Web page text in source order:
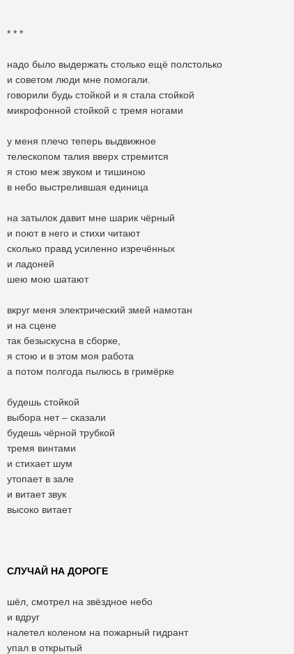
* * *
надо было выдержать столько ещё полстолько
и советом люди мне помогали.
говорили будь стойкой и я стала стойкой
микрофонной стойкой с тремя ногами
у меня плечо теперь выдвижное
телескопом талия вверх стремится
я стою меж звуком и тишиною
в небо выстрелившая единица
на затылок давит мне шарик чёрный
и поют в него и стихи читают
сколько правд усиленно изречённых
и ладоней
шею мою шатают
вкруг меня электрический змей намотан
и на сцене
так безыскусна в сборке,
я стою и в этом моя работа
а потом полгода пылюсь в гримёрке
будешь стойкой
выбора нет – сказали
будешь чёрной трубкой
тремя винтами
и стихает шум
утопает в зале
и витает звук
высоко витает
СЛУЧАЙ НА ДОРОГЕ
шёл, смотрел на звёздное небо
и вдруг
налетел коленом на пожарный гидрант
упал в открытый